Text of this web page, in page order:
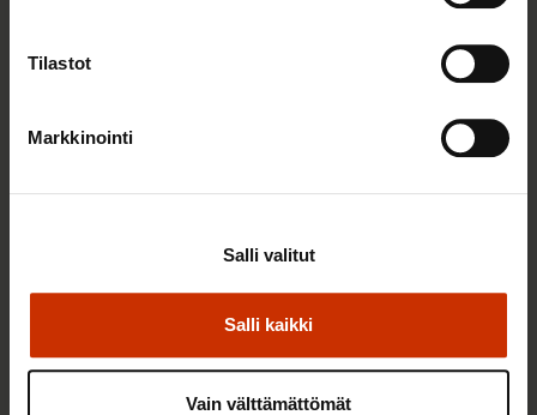
Tilastot
Markkinointi
Salli kaikki
Salli valitut
Vain välttämättömät
jaksamista tukevaan terveelliseen syömiseen